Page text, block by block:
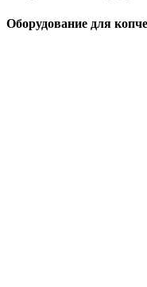
Оборудование для